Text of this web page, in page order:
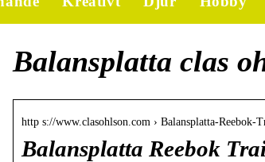
Balansplatta clas
http s://www.clasohlson.com › Balansplatta-Reebok-
Balansplatta Reebok